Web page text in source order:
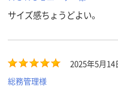
サイズ感ちょうどよい。
2025年5月14
総務管理様